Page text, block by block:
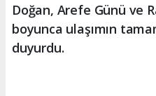
Doğan, Arefe Günü ve
boyunca ulaşımın
duyurdu.